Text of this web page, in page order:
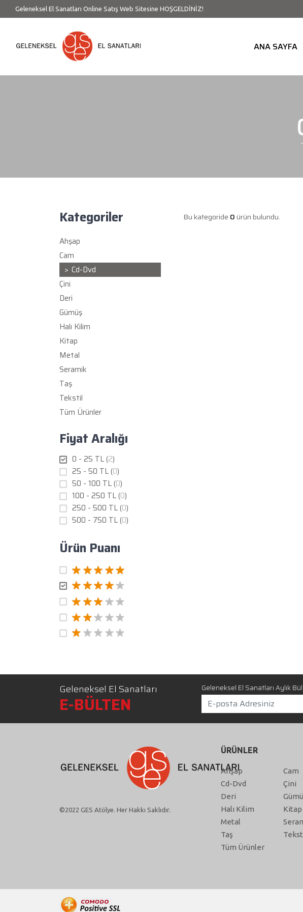
Geleneksel El Sanatları Online Satış Web Sitesine HOŞGELDİNİZ!
ANA SAYFA
Kategoriler
Ahşap
Cam
Cd-Dvd
Çini
Deri
Gümüş
Halı Kilim
Kitap
Metal
Seramik
Taş
Tekstil
Tüm Ürünler
Fiyat Aralığı
0 - 25 TL (2)
25 - 50 TL (0)
50 - 100 TL (0)
100 - 250 TL (0)
250 - 500 TL (0)
500 - 750 TL (0)
Ürün Puanı
Bu kategoride 0ürün bulundu.
Geleneksel El Sanatları
E-BÜLTEN
Geleneksel El Sanatları Aylık
©2022 GES Atölye. Her Hakkı Saklıdır.
ÜRÜNLER
Ahşap
Cam
Cd-Dvd
Çini
Deri
Halı Kilim
Kitap
Metal
Taş
Tüm Ürünler